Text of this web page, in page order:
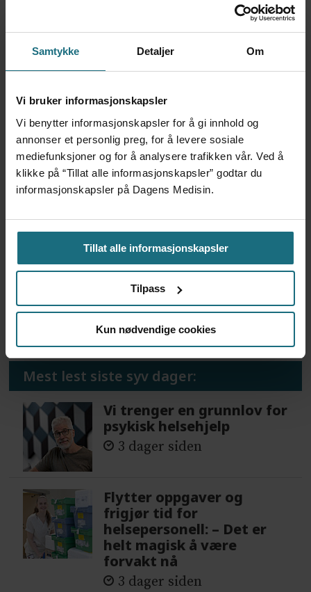
Samtykke Detaljer Om
Vi bruker informasjonskapsler
Vi benytter informasjonskapsler for å gi innhold og
annonser et personlig preg, for å levere sosiale
mediefunksjoner og for å analysere trafikken vår. Ved å
klikke på “Tillat alle informasjonskapsler” godtar du
informasjonskapsler på Dagens Medisin.
Tillat alle informasjonskapsler
Tilpass
Kun nødvendige cookies
Bjerke den øverste politiske ledelse. Hun
åpnet konferansen med å si det samme som
ministeren har sagt så lenge jeg kan huske; at
fastlegene skal avlastes av annet
helsepersonell, at vi skal arbeide
«annerledes» og at det vil komme en plan i
2020, med virkning tidligst fra 2021.
Deretter forlot hun konferansen.
Kronikk og debatt, Dagens Medisin 01/2019
NYHETER LEGELIV
Mest lest siste syv dager:
Vi trenger en grunnlov for
psykisk helsehjelp
3 dager siden
Flytter oppgaver og
frigjør tid for
helsepersonell: – Det er
helt magisk å være
forvakt nå
3 dager siden